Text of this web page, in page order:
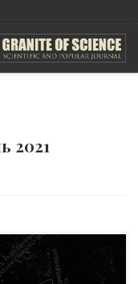
2021
поставлена в